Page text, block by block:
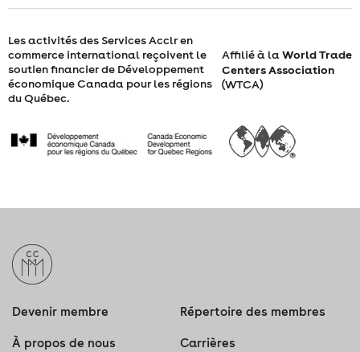
9
H
30
11
Les activités des Services Acclr en
commerce international reçoivent le
soutien financier de Développement
économique Canada pour les régions
du Québec.
Affilié à laWorld Trade
Centers Association
(WTCA)
Devenir membre Répertoire des membres
À propos de nous Carrières